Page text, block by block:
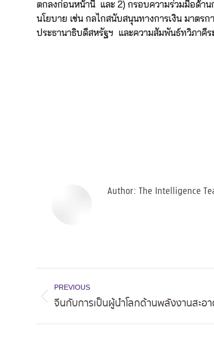
ตกลงก่อนหน้านี้ และ 2) กรอบความร่วมมือด้าน
นโยบาย เช่น กลไกสนับสนุนทางการเงิน มาต
ประธานาธิบดีสหรัฐฯ และความสัมพันธ์ทวิภาคี
Author: The Intelligence
navigation
PREVIOUS
Previous
จีนกับการเป็นผู้นำโลกด้านพลังงานสะอ